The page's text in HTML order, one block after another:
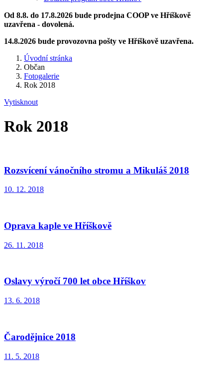
Od 8.8. do 17.8.2026 bude prodejna COOP ve Hříškově
uzavřena - dovolená.
14.8.2026 bude provozovna pošty ve Hříškově uzavřena.
Úvodní stránka
Občan
Fotogalerie
Rok 2018
Vytisknout
Rok 2018
Rozsvícení vánočního stromu a Mikuláš 2018
10. 12. 2018
Oprava kaple ve Hříškově
26. 11. 2018
Oslavy výročí 700 let obce Hříškov
13. 6. 2018
Čarodějnice 2018
11. 5. 2018